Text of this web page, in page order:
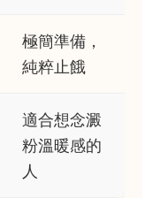
極簡準備，
純粹止餓
適合想念澱
粉溫暖感的
人